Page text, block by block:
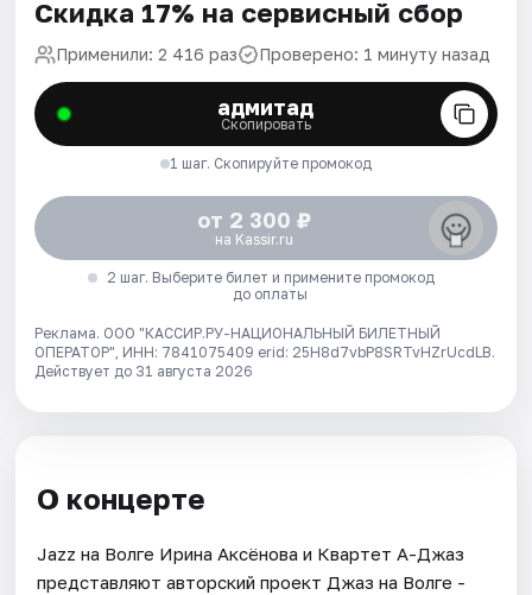
Скидка 17% на сервисный сбор
Применили: 2 416 раз Проверено: 1 минуту назад
адмитад
Скопировать
1 шаг. Скопируйте промокод
от 2 300 ₽
на Kassir.ru
2 шаг. Выберите билет и примените промокод
до оплаты
Реклама. ООО "КАССИР.РУ-НАЦИОНАЛЬНЫЙ БИЛЕТНЫЙ
ОПЕРАТОР", ИНН: 7841075409 erid: 25H8d7vbP8SRTvHZrUcdLB.
Действует до 31 августа 2026
О концерте
Jazz на Волге Ирина Аксёнова и Квартет А-Джаз
представляют авторский проект Джаз на Волге -